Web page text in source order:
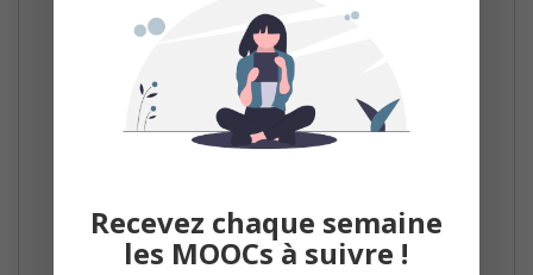
Recevez chaque semaine
les MOOCs à suivre !